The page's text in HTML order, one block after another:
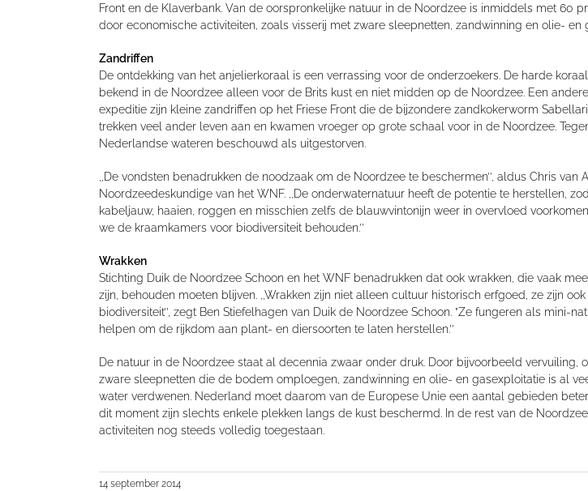
Front en de Klaverbank. Van de oorspronkelijke natuur in de Noordzee is inmiddels met 60
door economische activiteiten, zoals visserij met zware sleepnetten, zandwinning en olie- en
Zandriffen
De ontdekking van het anjelierkoraal is een verrassing voor de onderzoekers. De harde
bekend in de Noordzee alleen voor de Brits kust en niet midden op de Noordzee. Een
expeditie zijn kleine zandriffen op het Friese Front die de bijzondere zandkokerworm
trekken veel ander leven aan en kwamen vroeger op grote schaal voor in de Noordzee.
Nederlandse wateren beschouwd als uitgestorven.
,,De vondsten benadrukken de noodzaak om de Noordzee te beschermen’’, aldus Chris van
Noordzeedeskundige van het WNF. ,,De onderwaternatuur heeft de potentie te herstellen,
kabeljauw, haaien, roggen en misschien zelfs de blauwvintonijn weer in overvloed
we de kraamkamers voor biodiversiteit behouden.’’
Wrakken
Stichting Duik de Noordzee Schoon en het WNF benadrukken dat ook wrakken, die vaak
zijn, behouden moeten blijven. ,,Wrakken zijn niet alleen cultuur historisch erfgoed, ze zijn
biodiversiteit’’, zegt Ben Stiefelhagen van Duik de Noordzee Schoon. ”Ze fungeren als mini-
helpen om de rijkdom aan plant- en diersoorten te laten herstellen.’’
De natuur in de Noordzee staat al decennia zwaar onder druk. Door bijvoorbeeld vervuiling,
zware sleepnetten die de bodem omploegen, zandwinning en olie- en gasexploitatie is al
water verdwenen. Nederland moet daarom van de Europese Unie een aantal gebieden
dit moment zijn slechts enkele plekken langs de kust beschermd. In de rest van de
activiteiten nog steeds volledig toegestaan.
14 september 2014